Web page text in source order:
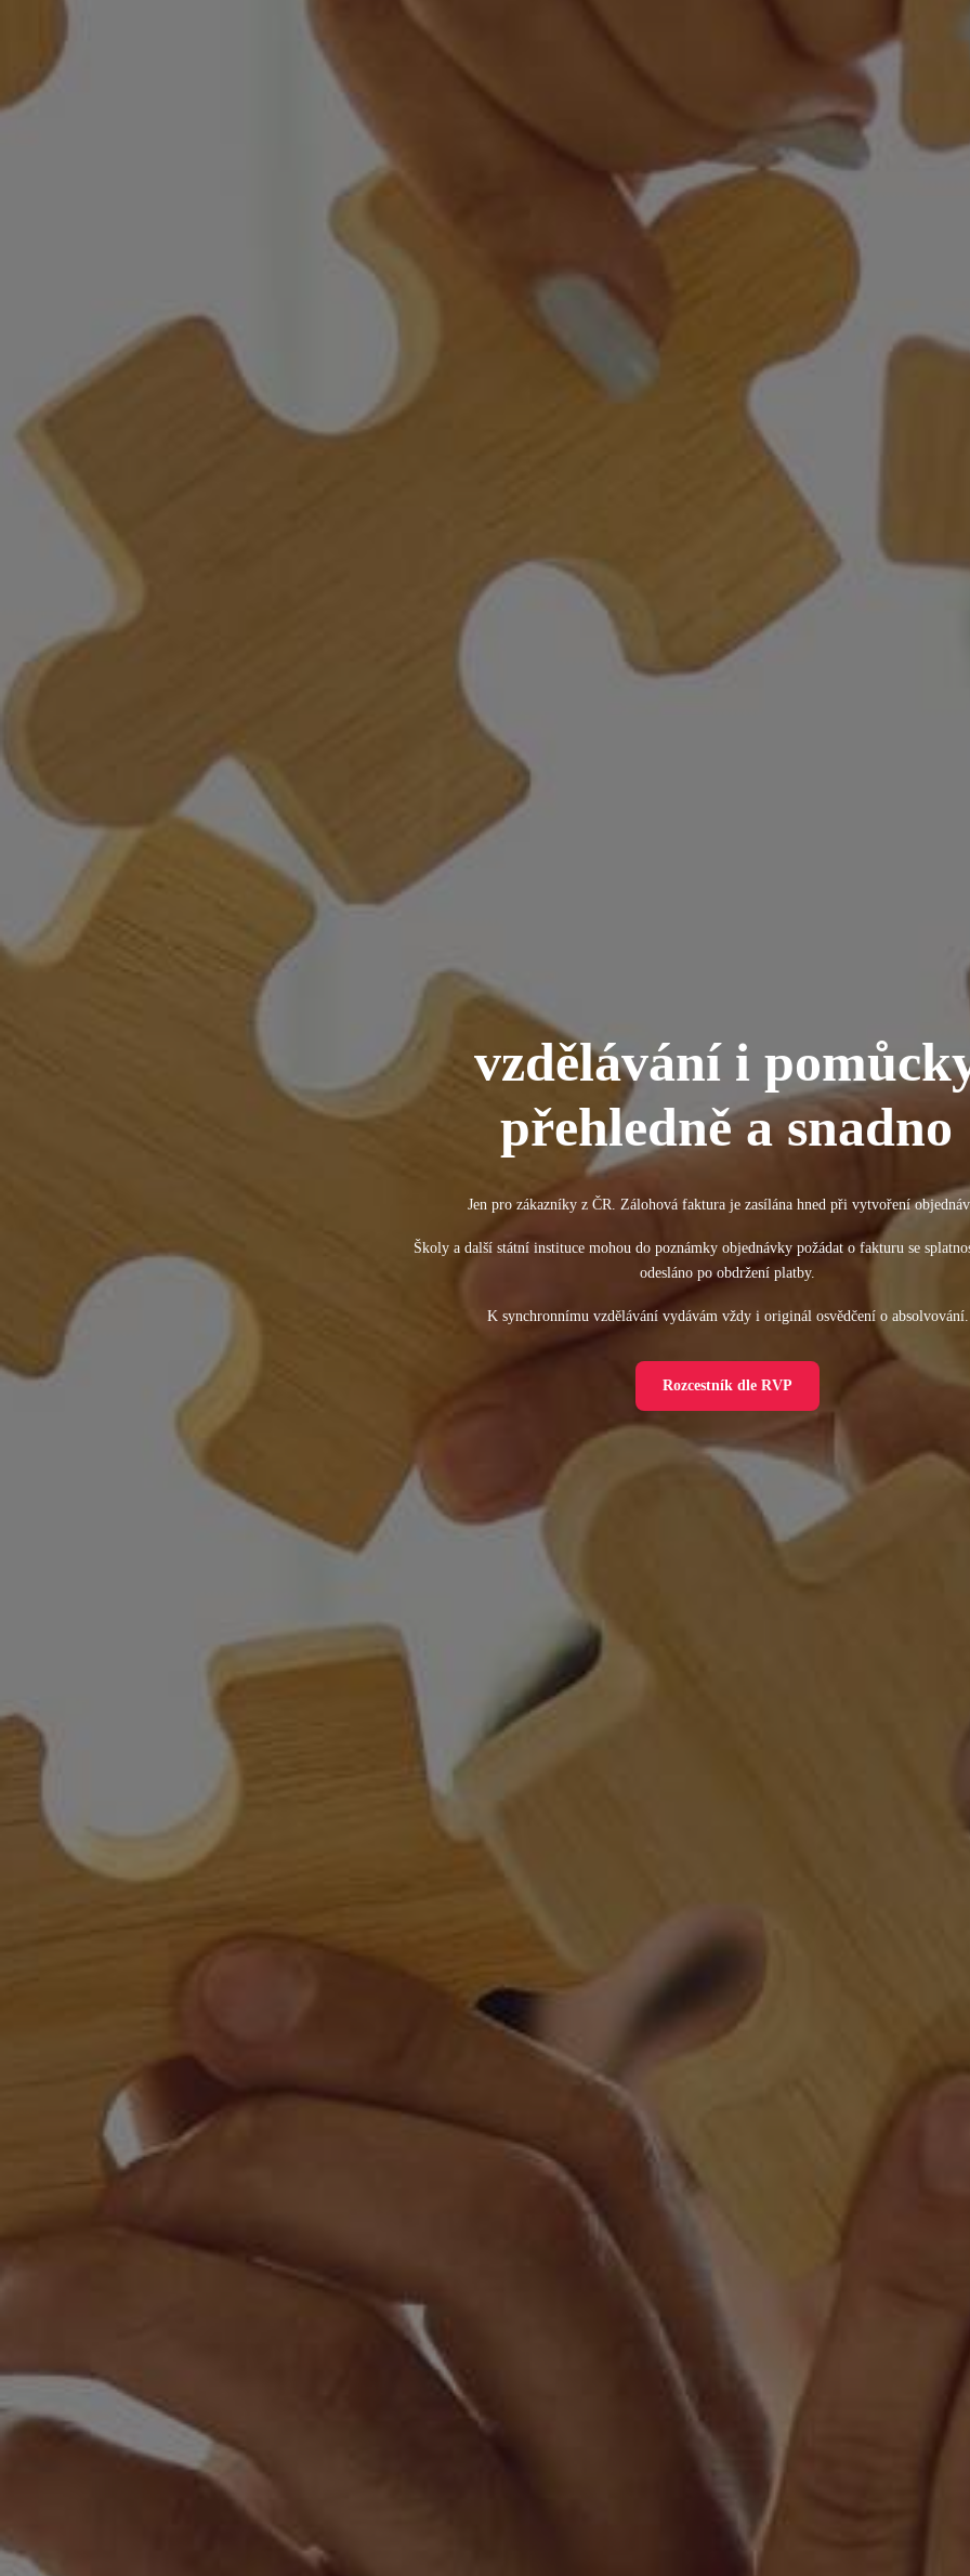
vzdělávání i
přehledně a snadno
Jen pro zákazníky z ČR. Zálohová faktura je zasílána hned při vytvoření
Školy a další státní instituce mohou do poznámky objednávky požádat o fakturu se
odesláno po obdržení platby.
K synchronnímu vzdělávání vydávám vždy i originál osvědčení o absolvování.
Rozcestník dle RVP